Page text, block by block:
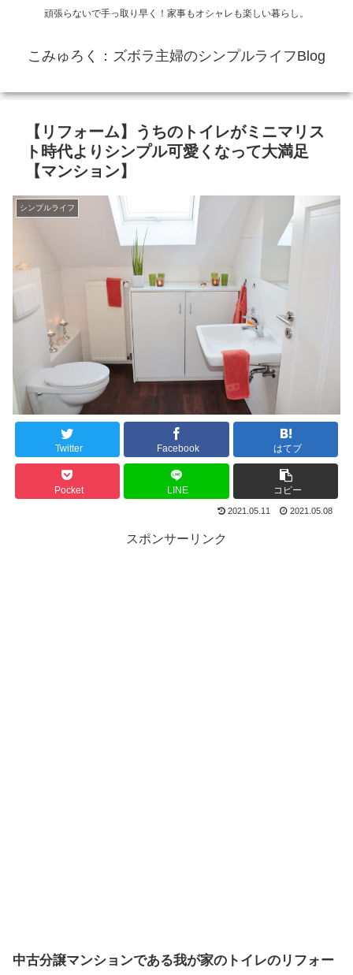
頑張らないで手っ取り早く！家事もオシャレも楽しい暮らし。
こみゅろく：ズボラ主婦のシンプルライフBlog
【リフォーム】うちのトイレがミニマリス
ト時代よりシンプル可愛くなって大満足
【マンション】
シンプルライフ
Twitter Facebook はてブ
Pocket LINE コピー
2021.05.11 2021.05.08
スポンサーリンク
中古分譲マンションである我が家のトイレのリフォー